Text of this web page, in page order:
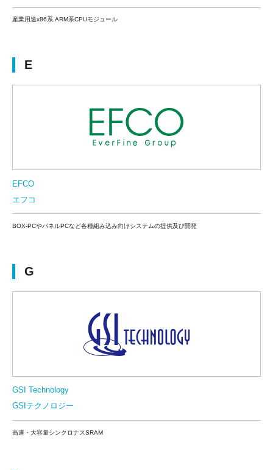
産業用途x86系,ARM系CPUモジュール
E
EFCO
エフコ
BOX-PCやパネルPCなど各種組み込み向けシステムの提供及び開発
G
GSI Technology
GSIテクノロジー
高速・大容量シンクロナスSRAM